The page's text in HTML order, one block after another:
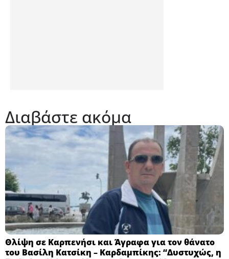
Διαβάστε ακόμα
Θλίψη σε Καρπενήσι και Άγραφα για τον θάνατο
του Βασίλη Κατσίκη – Καρδαμπίκης: “Δυστυχώς, η